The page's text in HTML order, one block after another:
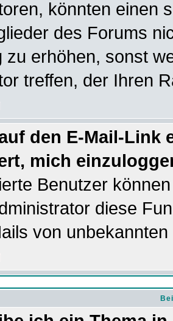
könnten einen
des Forums
zu erhöhen, sonst
treffen, der Ihren
den E-Mail-Link
mich
Benutzer
diese
von